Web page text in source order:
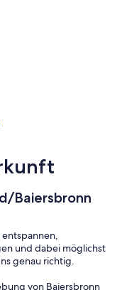
Baiersbronn
und dabei möglichst
genau richtig.
von Baiersbronn